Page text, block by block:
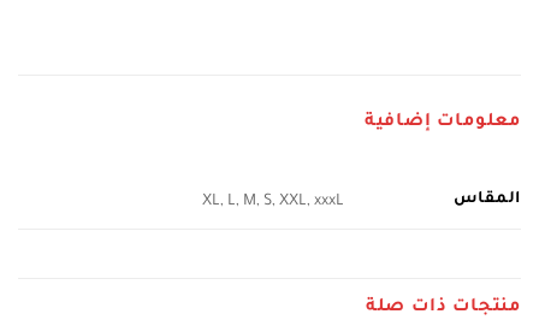
معلومات إضافية
المقاس XL, L, M, S, XXL, xxxL
منتجات ذات صلة